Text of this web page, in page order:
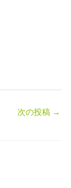
次の投稿 →